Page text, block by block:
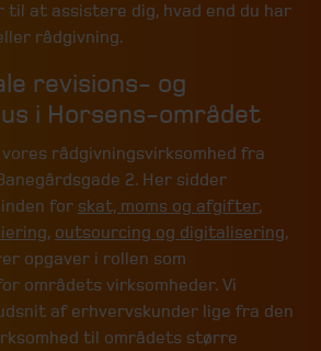
til at assistere dig, hvad end du har
rådgivning.
revisions- og
i Horsens-området
rådgivningsvirksomhed fra
2. Her sidder
inden for skat, moms og afgifter,
, outsourcing og digitalisering,
opgaver i rollen som
områdets virksomheder. Vi
af erhvervskunder lige fra den
til områdets større